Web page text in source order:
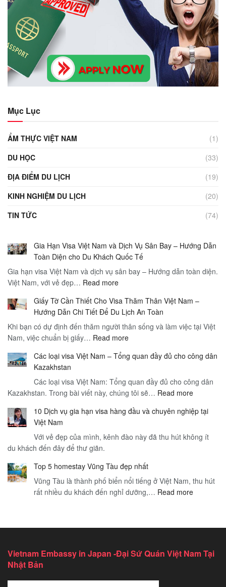
Mục Lục
ẨM THỰC VIỆT NAM
(1)
DU HỌC
(33)
ĐỊA ĐIỂM DU LỊCH
(19)
KINH NGHIỆM DU LỊCH
(20)
TIN TỨC
(74)
Gia Hạn Visa Việt Nam và Dịch Vụ Sân Bay – Hướng Dẫn
Toàn Diện cho Du Khách Quốc Tế
Gia hạn visa Việt Nam và dịch vụ sân bay – Hướng dẫn toàn diện.
Việt Nam, với vẻ đẹp… Read more:
Hạn
Visa
Việt
Nam
Dịch
Sân
Bay
Hướng
Toàn
Du
Khách
Quốc
Giấy Tờ Cần Thiết Cho Visa Thăm Thân Việt Nam –
Hướng Dẫn Chi Tiết Để Du Lịch An Toàn
Khi bạn có dự định đến thăm người thân sống và làm việc tại Việt
Nam, việc chuẩn bị giấy… Read more:
Tờ
Thiết
Cho
Thăm
Việt
Hướng
Dẫn
Chi
Du
An
Toàn
Các loại visa Việt Nam – Tổng quan đầy đủ cho công dân
Kazakhstan
Các loại visa Việt Nam: Tổng quan đầy đủ cho công dân
Kazakhstan. Trong bài viết này, chúng tôi sẽ… Read more:
loại
Việt
quan
đầy
công
10 Dịch vụ gia hạn visa hàng đầu và chuyên nghiệp tại
Việt Nam
Với vẻ đẹp của mình, kênh đào này đã thu hút không ít
du khách đến đây để thư giãn.
Top 5 homestay Vũng Tàu đẹp nhất
Vũng Tàu là thành phố biển nổi tiếng ở Việt Nam, thu hút
rất nhiều du khách đến nghỉ dưỡng,… Read more:
đẹp
Vietnam Embassy in Japan -Đại Sứ Quán Việt Nam Tại
Nhật Bản